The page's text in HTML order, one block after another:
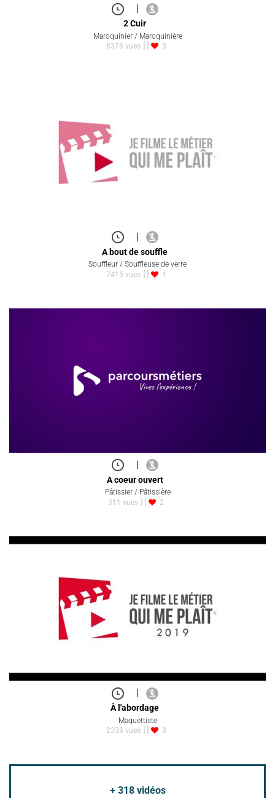
|
2 Cuir
Maroquinier / Maroquinière
8378 vues
5
|
A bout de souffle
Souffleur / Souffleuse de verre
7415 vues
1
|
A coeur ouvert
Pâtissier / Pâtissière
311 vues
2
À l'abordage
Maquettiste
2338 vues
8
+ 318vidéos